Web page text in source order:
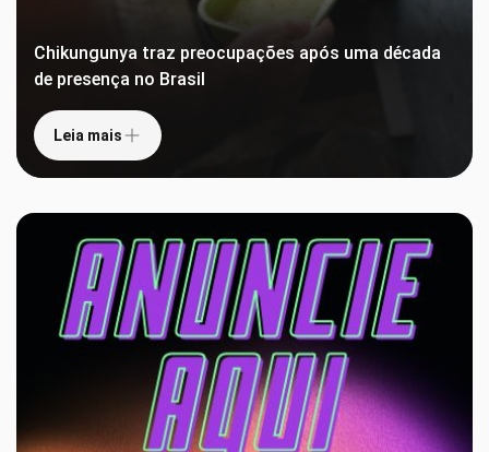
Chikungunya traz preocupações após uma década
de presença no Brasil
Leia mais